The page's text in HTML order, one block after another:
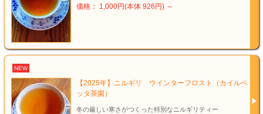
価格： 1,000円(本体 926円) ～
NEW
【2025年】ニルギリ ウインターフロスト（カイルベ
ッタ茶園）
冬の厳しい寒さがつくった特別なニルギリティー